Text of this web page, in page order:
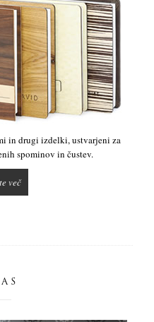
in drugi izdelki, ustvarjeni za
spominov in čustev.
več